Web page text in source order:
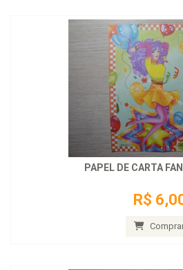
PAPEL DE CARTA
R$